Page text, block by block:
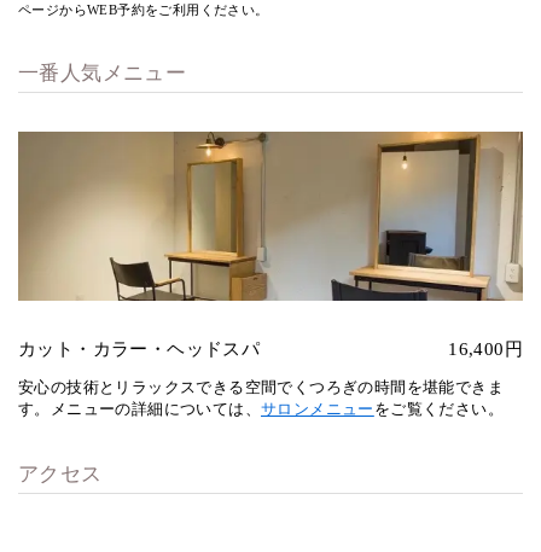
ページからWEB予約をご利用ください。
一番人気メニュー
カット・カラー・ヘッドスパ 16,400円
安心の技術とリラックスできる空間でくつろぎの時間を堪能できま
す。メニューの詳細については、 サロンメニュー をご覧ください。
アクセス